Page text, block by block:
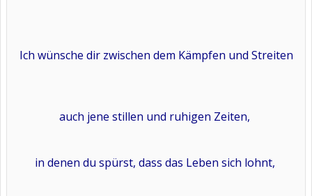
Ich wünsche dir zwischen dem Kämpfen und Streiten
auch jene stillen und ruhigen Zeiten,
in denen du spürst, dass das Leben sich lohnt,